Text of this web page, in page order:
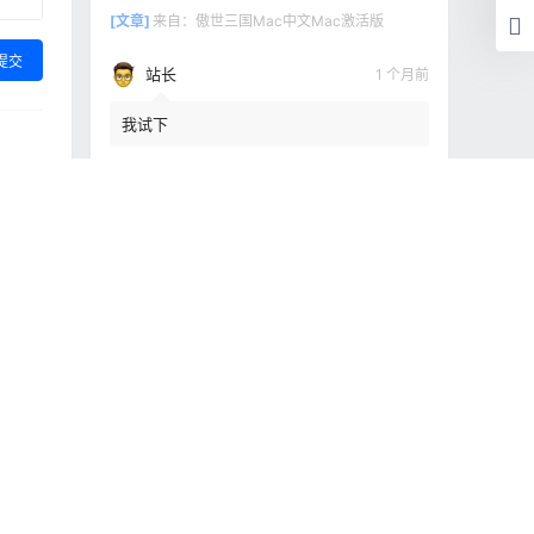
交
[文章] 来自： 傲世三国Mac中文Mac激活版
站长 1 个月前
我试下